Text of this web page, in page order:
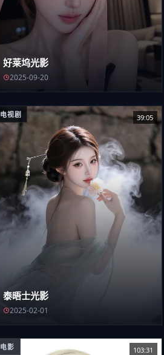
好莱坞光影
2025-09-20
电视剧 39:05
泰晤士光影
2025-02-01
电影 103:31